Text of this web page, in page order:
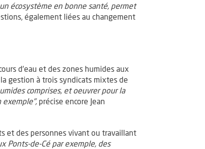
écosystème en bonne santé, permet
également liées au changement
d’eau et des zones humides aux
gestion à trois syndicats mixtes de
comprises, et oeuvrer pour la
exemple", précise encore Jean
et des personnes vivant ou travaillant
Ponts-de-Cé par exemple, des